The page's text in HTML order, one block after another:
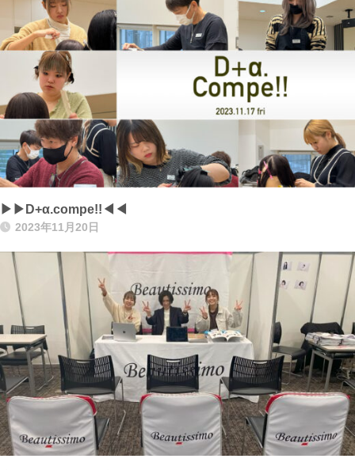
▶▶D+α.compe!!◀◀
2023年11月20日